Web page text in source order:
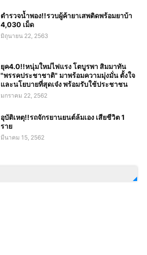
ตำรวจน้ำพอง!!รวบผู้ค้ายาเสพติดพร้อมยาบ้า
4,030 เม็ด
มิถุนายน 22, 2563
ยุค4.0!!หนุ่มใหม่ไฟแรง โตบูรพา สิมมาทัน
"พรรคประชาชาติ" มาพร้อมความมุ่งมั่น ตั้งใจ
และนโยบายที่สุดเจ๋ง พร้อมรับใช้ประชาชน
มกราคม 22, 2562
อุบัติเหตุ!!รถจักรยานยนต์ล้มเอง เสียชีวิต 1
ราย
มีนาคม 15, 2562